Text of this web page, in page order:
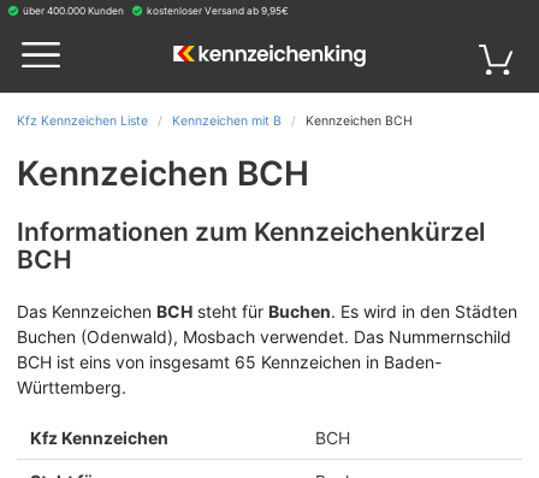
über 400.000 Kunden kostenloser Versand ab 9,95€
Kfz Kennzeichen Liste Kennzeichen mit B Kennzeichen BCH
Kennzeichen BCH
Informationen zum Kennzeichenkürzel
BCH
Das Kennzeichen BCH steht für Buchen. Es wird in den Städten
Buchen (Odenwald), Mosbach verwendet. Das Nummernschild
BCH ist eins von insgesamt 65 Kennzeichen in Baden-
Württemberg.
Kfz Kennzeichen BCH